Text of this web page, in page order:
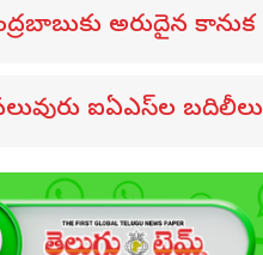
అరుదైన కానుక
ఐఏఎస్‌ల బదిలీలు